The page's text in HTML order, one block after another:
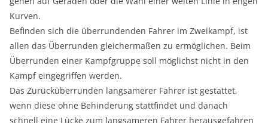
Kurven.
Befinden sich die überrundenden Fahrer im Zweikampf, ist
allen das Überrunden gleichermaßen zu ermöglichen. Beim
Überrunden einer Kampfgruppe soll möglichst nicht in den
Kampf eingegriffen werden.
Das Zurücküberrunden langsamerer Fahrer ist gestattet,
wenn diese ohne Behinderung stattfindet und danach
schnell eine Lücke zum langsameren Fahrer herausgefahren